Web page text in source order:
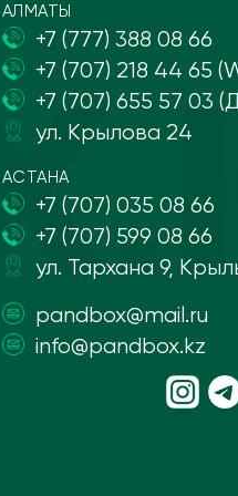
АЛМАТЫ
+7 (777) 388 08 66
+7 (707) 218 44 65
+7 (707) 655 57 03
ул. Крылова 24
АСТАНА
+7 (707) 035 08 66
+7 (707) 599 08 66
ул. Тархана 9,
pandbox@mail.ru
info@pandbox.kz